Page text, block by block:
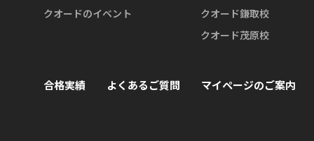
クオードのイベント
クオード鎌取校
クオード茂原校
合格実績 よくあるご質問 マイページのご案内